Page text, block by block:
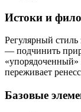
Истоки и
Регулярный
— подчинить
«упорядоченный»
переживает
Базовые